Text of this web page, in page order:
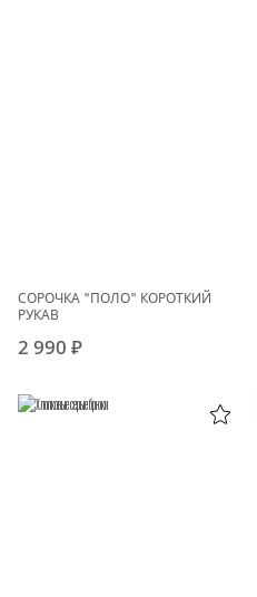
СОРОЧКА "ПОЛО" КОРОТКИЙ
РУКАВ
2 990 ₽